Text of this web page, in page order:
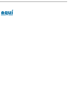
aquí